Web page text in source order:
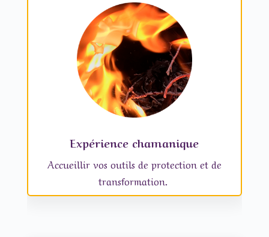
Expérience chamanique
Accueillir vos outils de protection et de
transformation.